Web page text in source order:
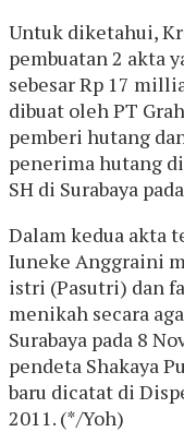
Untuk diketahui,
pembuatan 2 akta
sebesar Rp 17
dibuat oleh PT
pemberi hutang
penerima hutang
SH di Surabaya
Dalam kedua akta
Iuneke Anggraini
istri (Pasutri) dan
menikah secara
Surabaya pada 8
pendeta Shakaya
baru dicatat di
2011. (*/Yoh)